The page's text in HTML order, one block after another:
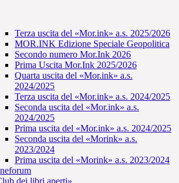
Terza uscita del «Mor.ink» a.s. 2025/2026
MOR.INK Edizione Speciale Geopolitica
Secondo numero Mor.Ink 2026
Prima Uscita Mor.Ink 2025/2026
Quarta uscita del «Mor.ink» a.s.
2024/2025
Terza uscita del «Mor.ink» a.s. 2024/2025
Seconda uscita del «Mor.ink» a.s.
2024/2025
Prima uscita del «Mor.ink» a.s. 2024/2025
Seconda uscita del «Morink» a.s.
2023/2024
Prima uscita del «Morink» a.s. 2023/2024